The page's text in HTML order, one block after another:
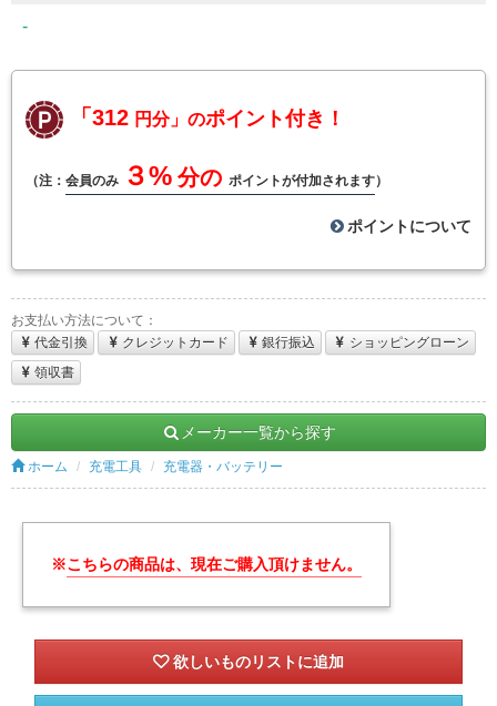
-
「312 円分」のポイント付き！
（注： 会員のみ ３% 分の ポイントが付加されます）
ポイントについて
お支払い方法について：
代金引換
クレジットカード 銀行振込
ショッピングローン
領収書
メーカー一覧から探す
ホーム 充電工具 充電器・バッテリー
※こちらの商品は、現在ご購入頂けません。